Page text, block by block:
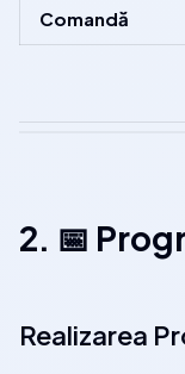
Comandă
2. 📅
Realizarea